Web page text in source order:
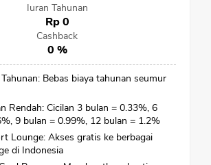
Iuran Tahunan
Rp 0
Cashback
0 %
Bebas biaya tahunan seumur
Rendah: Cicilan 3 bulan = 0.33%, 6
9 bulan = 0.99%, 12 bulan = 1.2%
Lounge: Akses gratis ke berbagai
di Indonesia